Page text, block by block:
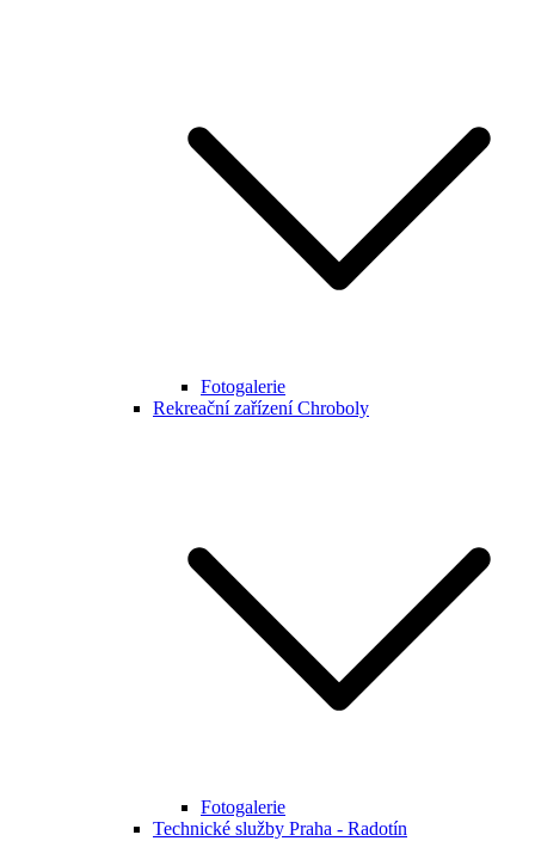
Fotogalerie
Rekreační zařízení Chroboly
Fotogalerie
Technické služby Praha - Radotín